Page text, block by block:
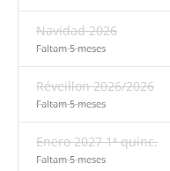
Navidad 2026
Faltam 5 meses
Réveillon 2026/2026
Faltam 5 meses
Enero 2027 1ª quinc.
Faltam 5 meses